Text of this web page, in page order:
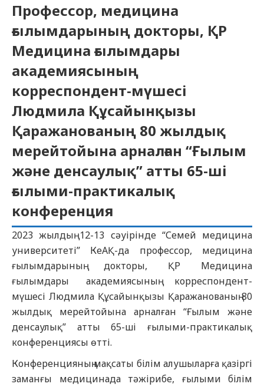
Профессор, медицина
ғылымдарының докторы, ҚР
Медицина ғылымдары
академиясының
корреспондент-мүшесі
Людмила Құсайынқызы
Қаражанованың 80 жылдық
мерейтойына арналған “Ғылым
және денсаулық” атты 65-ші
ғылыми-практикалық
конференция
2023 жылдың 12-13 сәуірінде “Семей медицина
университеті” КеАҚ-да профессор, медицина
ғылымдарының докторы, ҚР Медицина
ғылымдары академиясының корреспондент-
мүшесі Людмила Құсайынқызы Қаражанованың 80
жылдық мерейтойына арналған “Ғылым және
денсаулық” атты 65-ші ғылыми-практикалық
конференциясы өтті.
Конференцияның мақсаты білім алушыларға қазіргі
заманғы медицинада тәжірибе, ғылыми білім